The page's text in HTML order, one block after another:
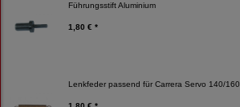
Führungsstift Aluminium
1,80 € *
Lenkfeder passend für Carrera Servo 140/